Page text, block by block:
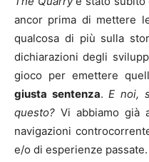
ancor prima di mettere
qualcosa di più sulla
dichiarazioni degli
gioco per emettere
giusta sentenza.E noi,
questo? Vi abbiamo già
navigazioni
e/o di esperienze passate.